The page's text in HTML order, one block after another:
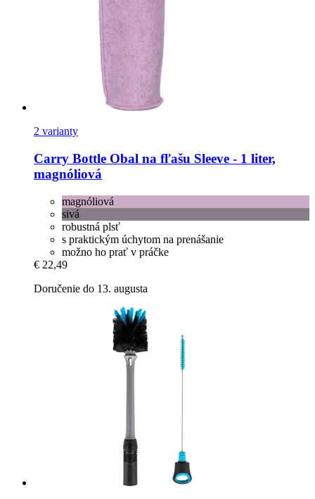
2 varianty
Carry Bottle Obal na fľašu Sleeve -​ 1 liter,
magnóliová
magnóliová
sivá
robustná plsť
s praktickým úchytom na prenášanie
možno ho prať v práčke
€ 22,49
Doručenie do 13. augusta